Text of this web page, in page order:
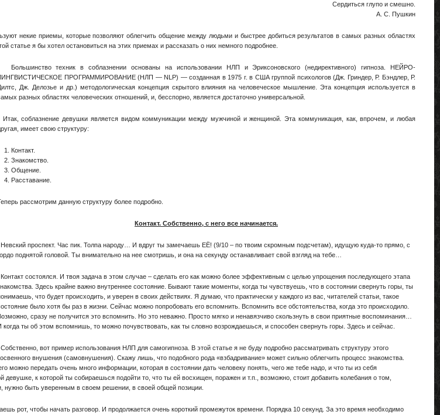
Сердиться глупо и смешно.
А. С. Пушкин
некие приемы, которые позволяют облегчить общение между людьми и быстрее добиться результатов в самых разных областях
статье я бы хотел остановиться на этих приемах и рассказать о них немного подробнее.
Большинство техник в соблазнении основаны на использовании НЛП и Эриксоновского (недирективного) гипноза. НЕЙРО-
ПРОГРАММИРОВАНИЕ (НЛП — NLP) — созданная в 1975 г. в США группой психологов (Дж. Гриндер, Р. Бэндлер, Р.
Дж. Делозье и др.) методологическая концепция скрытого влияния на человеческое мышление. Эта концепция используется в
разных областях человеческих отношений, и, бесспорно, является достаточно универсальной.
Итак, соблазнение девушки является видом коммуникации между мужчиной и женщиной. Эта коммуникация, как, впрочем, и любая
имеет свою структуру:
1. Контакт.
2. Знакомство.
3. Общение.
4. Расставание.
рассмотрим данную структуру более подробно.
Контакт. Собственно, с него все начинается.
Невский проспект. Час пик. Толпа народу… И вдруг ты замечаешь ЕЁ! (9/10 – по твоим скромным подсчетам), идущую куда-то прямо, с
поднятой головой. Ты внимательно на нее смотришь, и она на секунду останавливает свой взгляд на тебе…
Контакт состоялся. И твоя задача в этом случае – сделать его как можно более эффективным с целью упрощения последующего этапа
Здесь крайне важно внутреннее состояние. Бывают такие моменты, когда ты чувствуешь, что в состоянии свернуть горы, ты
что будет происходить, и уверен в своих действиях. Я думаю, что практически у каждого из вас, читателей статьи, такое
было хотя бы раз в жизни. Сейчас можно попробовать его вспомнить. Вспомнить все обстоятельства, когда это происходило.
сразу не получится это вспомнить. Но это неважно. Просто мягко и ненавязчиво скользнуть в свои приятные воспоминания…
когда ты об этом вспомнишь, то можно почувствовать, как ты словно возрождаешься, и способен свернуть горы. Здесь и сейчас.
Собственно, вот пример использования НЛП для самогипноза. В этой статье я не буду подробно рассматривать структуру этого
внушения (самовнушения). Скажу лишь, что подобного рода «взбадривание» может сильно облегчить процесс знакомства.
можно передать очень много информации, которая в состоянии дать человеку понять, чего же тебе надо, и что ты из себя
к которой ты собираешься подойти то, что ты ей восхищен, поражен и т.п., возможно, стоит добавить колебания о том,
нужно быть уверенным в своем решении, в своей общей позиции.
рот, чтобы начать разговор. И продолжается очень короткий промежуток времени. Порядка 10 секунд. За это время необходимо